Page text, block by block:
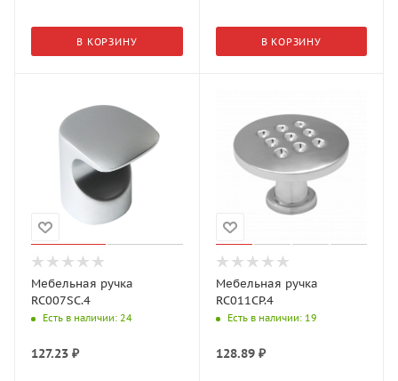
В КОРЗИНУ В КОРЗИНУ
Мебельная ручка
RC007SC.4
Есть в наличии: 24
127.23 ₽
Мебельная ручка
RC011CP.4
Есть в наличии: 19
128.89₽